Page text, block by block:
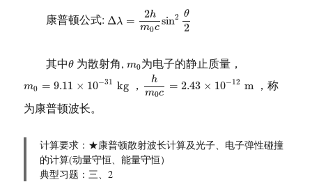
康普顿公式: Δλ =
2h
m0c
sin2 θ
2
m0 2
其中θ
θ 为散射角,m0
m0为电子的静止质量，
m0 = 9.11 × 10−31 kg
9.11×10 −31kg ，
h
m0c
= 2.43 × 10−12 m
h m0c= 2.43× 10− 12 m
，称
为康普顿波长。
计算要求：★康普顿散射波长计算及光子、电子弹性碰撞
的计算(动量守恒、能量守恒）
典型习题：三、2